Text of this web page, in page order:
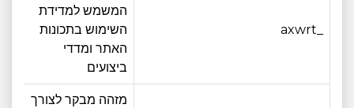
המשמש למדידת
השימוש בתכונות
האתר ומדדי
ביצועים
מזהה מבקר לצורך